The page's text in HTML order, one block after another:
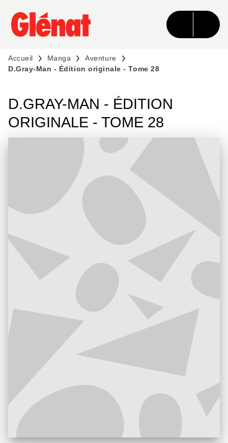
MENU RECHERCHE CONTENU
PIED DE PAGE
Accueil Manga
Aventure
D.Gray-Man - Édition originale - Tome 28
D.GRAY-MAN - ÉDITION
ORIGINALE - TOME 28